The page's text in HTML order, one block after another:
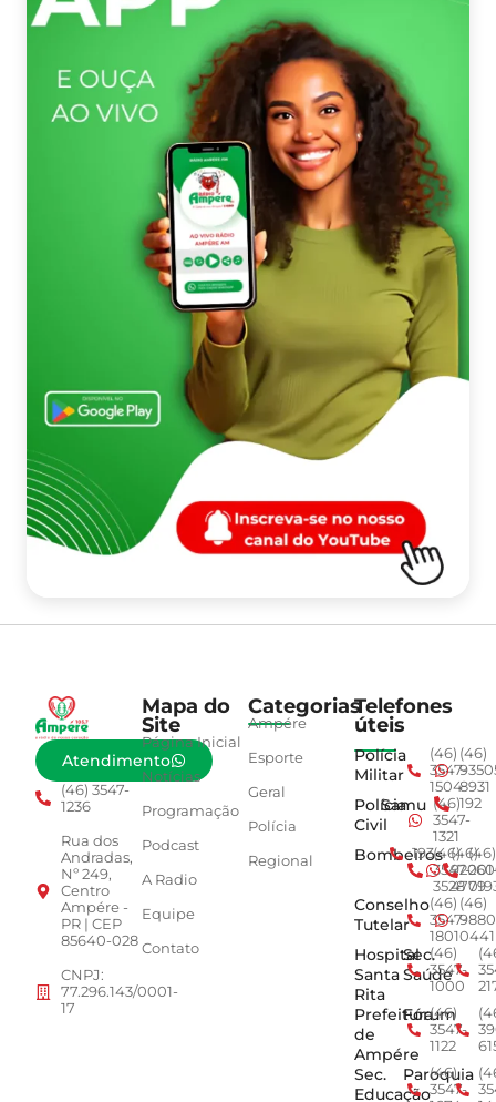
Atendimento
(46) 3547-
1236
Rua dos
Andradas,
Nº 249,
Centro
Ampére -
PR | CEP
85640-028
CNPJ:
77.296.143/0001-
17
Mapa do
Site
Página Inicial
Notícias
Programação
Podcast
A Radio
Equipe
Contato
Categorias
Ampére
Esporte
Geral
Polícia
Regional
Telefones
úteis
Polícia
Militar
(46)
3547-
1504
(46)
8931
Polícia
Civil
Samu (46)
3547-
1321
192
Bombeiros
193(46)
3547-
3528
(46)
4779
(46)
Conselho
Tutelar
(46)
3547-
1801
(46)
0441
Hospital
Santa
Rita
Sec.
Saúde
(46)
3547-
1000
Prefeitura
de
Ampére
Fórum
(46)
3547-
1122
Sec.
Educação
Paroquia
(46)
3547-